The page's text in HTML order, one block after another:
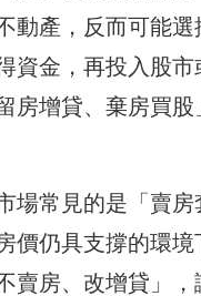
動產，反而可能選
資金，再投入股市
房增貸、棄房買股
場常見的是「賣房
價仍具支撐的環境
賣房、改增貸」，